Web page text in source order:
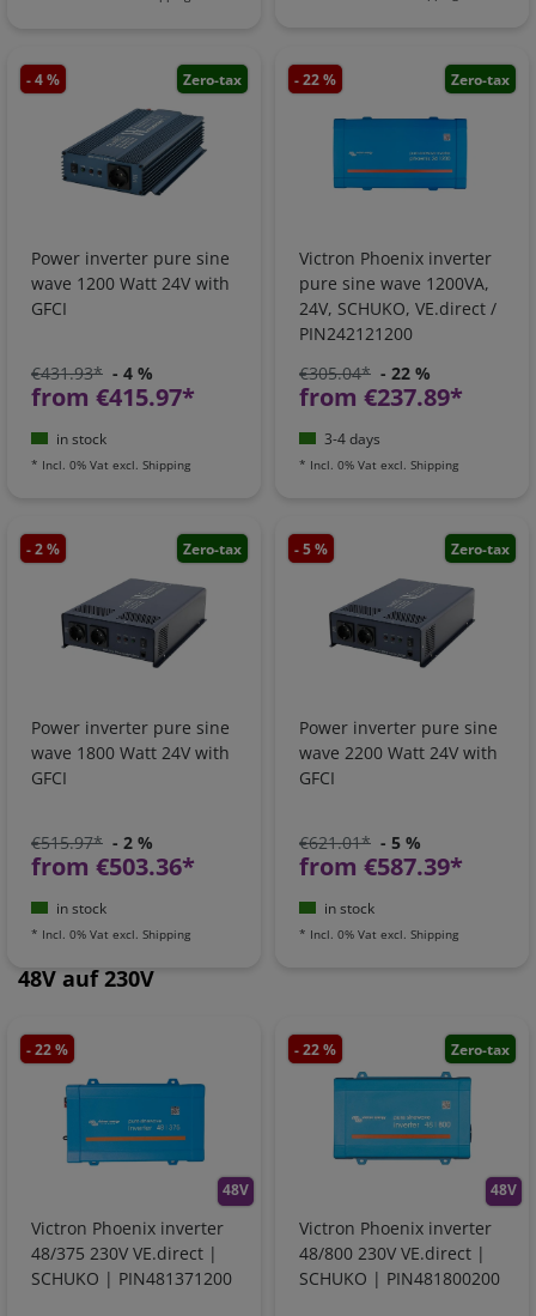
- 4 % Zero-tax
Power inverter pure sine
wave 1200 Watt 24V with
GFCI
€431.93* - 4 %
from €415.97*
in stock
* Incl. 0% Vat excl. Shipping
- 22 % Zero-tax
Victron Phoenix inverter
pure sine wave 1200VA,
24V, SCHUKO, VE.direct /
PIN242121200
€305.04* - 22 %
from €237.89*
3-4 days
* Incl. 0% Vat excl. Shipping
- 2 % Zero-tax
Power inverter pure sine
wave 1800 Watt 24V with
GFCI
€515.97* - 2 %
from €503.36*
in stock
* Incl. 0% Vat excl. Shipping
- 5 % Zero-tax
Power inverter pure sine
wave 2200 Watt 24V with
GFCI
€621.01* - 5 %
from €587.39*
in stock
* Incl. 0% Vat excl. Shipping
48V auf 230V
48V
- 22 %
Victron Phoenix inverter
48/375 230V VE.direct |
SCHUKO | PIN481371200
48V
- 22 % Zero-tax
Victron Phoenix inverter
48/800 230V VE.direct |
SCHUKO | PIN481800200